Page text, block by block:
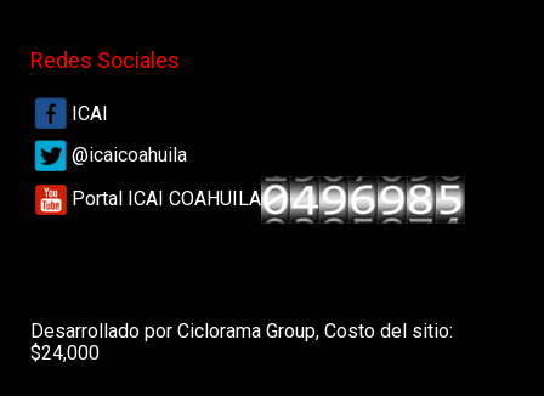
Redes Sociales
ICAI
@icaicoahuila
Portal ICAI COAHUILA
Desarrollado por Ciclorama Group, Costo del sitio:
$24,000